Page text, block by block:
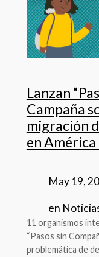
Lanzan
Campaña
migración
en
May 19,
en
11 organismos
“Pasos sin
problemática de